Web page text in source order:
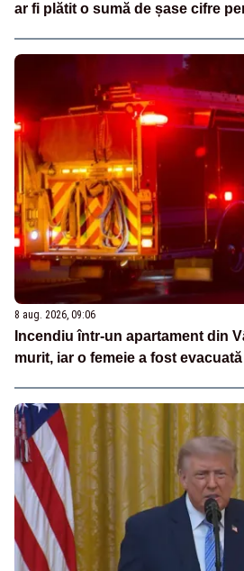
ar fi plătit o sumă de șase cifre
8 aug. 2026, 09:06
Incendiu într-un apartament din
murit, iar o femeie a fost